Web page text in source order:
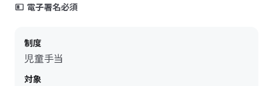
電子署名必須
制度
児童手当
対象